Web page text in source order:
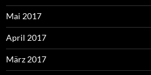
Mai 2017
April 2017
März 2017